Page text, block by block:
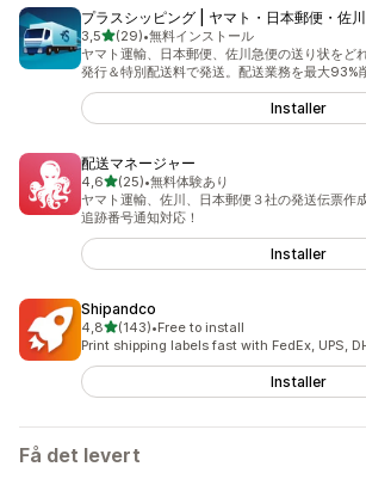
プラスシッピング | ヤマト・日本郵便・佐
3,5av 5 stjerner
(29)
Totalt 29 omtaler
•無料インストール
ヤマト運輸、日本郵便、佐川急便の送り状をど
発行＆特別配送料で発送。配送業務を最大93%
Installer
配送マネージャー
4,6av 5 stjerner
(25)
Totalt 25 omtaler
•無料体験あり
ヤマト運輸、佐川、日本郵便３社の発送伝票作
追跡番号通知対応！
Installer
Shipandco
4,8av 5 stjerner
(143)
Totalt 143 omtaler
•Free to install
Print shipping labels fast with FedEx, UPS,
Installer
Få det levert